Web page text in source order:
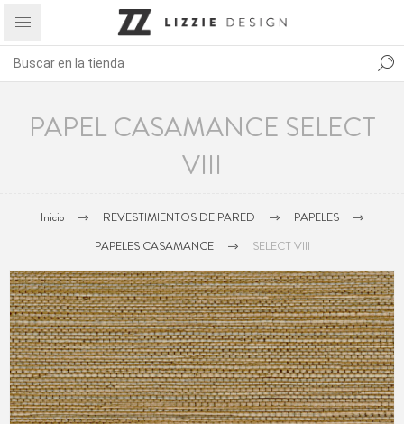
PAPEL CASAMANCE SELECT
VIII
Inicio REVESTIMIENTOS DE PARED
PAPELES
PAPELES CASAMANCE
SELECT VIII